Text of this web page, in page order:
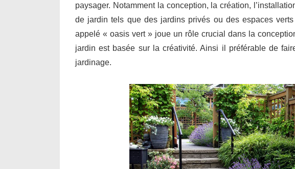
paysager. Notamment la conception, la création,
de jardin tels que des jardins privés ou des espaces
appelé « oasis vert » joue un rôle crucial dans la
jardin est basée sur la créativité. Ainsi il préférable de
jardinage.